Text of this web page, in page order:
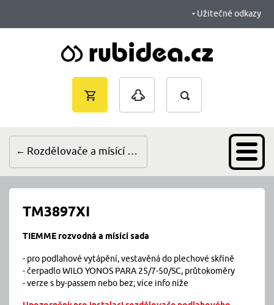
košík je
Vyhledávání
TM3897XI
TIEMME rozvodná a mísící sada
- pro podlahové vytápění, vestavěná do plechové skříně
- čerpadlo WILO YONOS PARA 25/7-50/SC, průtokoměry
- verze s by-passem nebo bez; více info níže
Rozdělovače a mísící sady
Užitečné odkazy